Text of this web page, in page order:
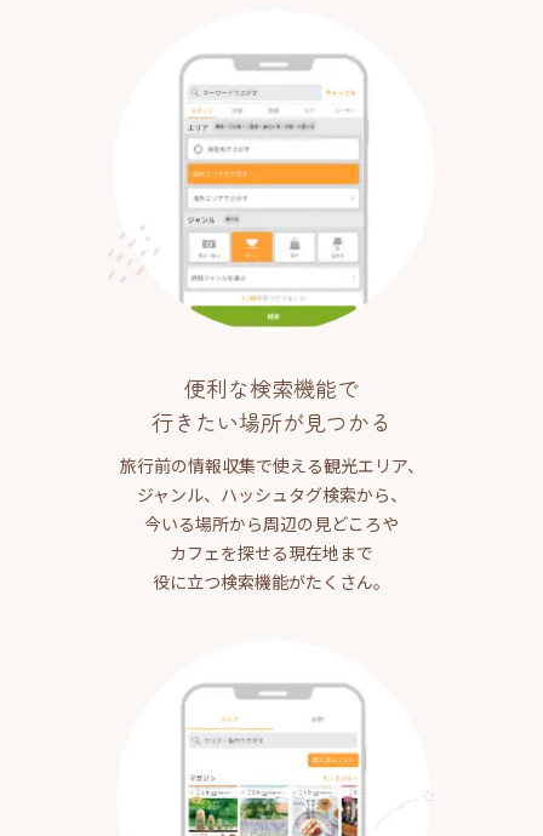
便利な検索機能で
行きたい場所が見つかる
旅行前の情報収集で使える観光エリア、
ジャンル、ハッシュタグ検索から、
今いる場所から周辺の見どころや
カフェを探せる現在地まで
役に立つ検索機能がたくさん。